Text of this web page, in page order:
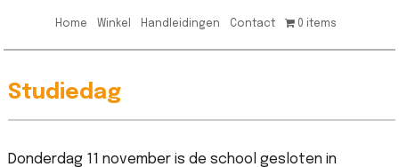
Home Winkel Handleidingen Contact 0 items
Studiedag
Donderdag 11 november is de school gesloten in